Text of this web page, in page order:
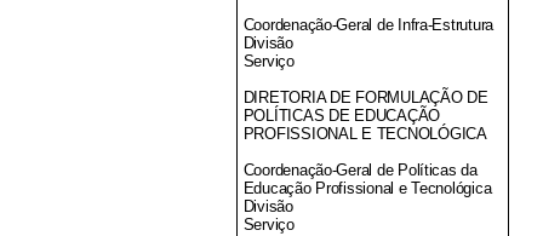
Coordenação-Geral de Infra-Estrutura
Divisão
Serviço
DIRETORIA DE FORMULAÇÃO DE
POLÍTICAS DE EDUCAÇÃO
PROFISSIONAL E TECNOLÓGICA
Coordenação-Geral de Políticas da
Educação Profissional e Tecnológica
Divisão
Serviço